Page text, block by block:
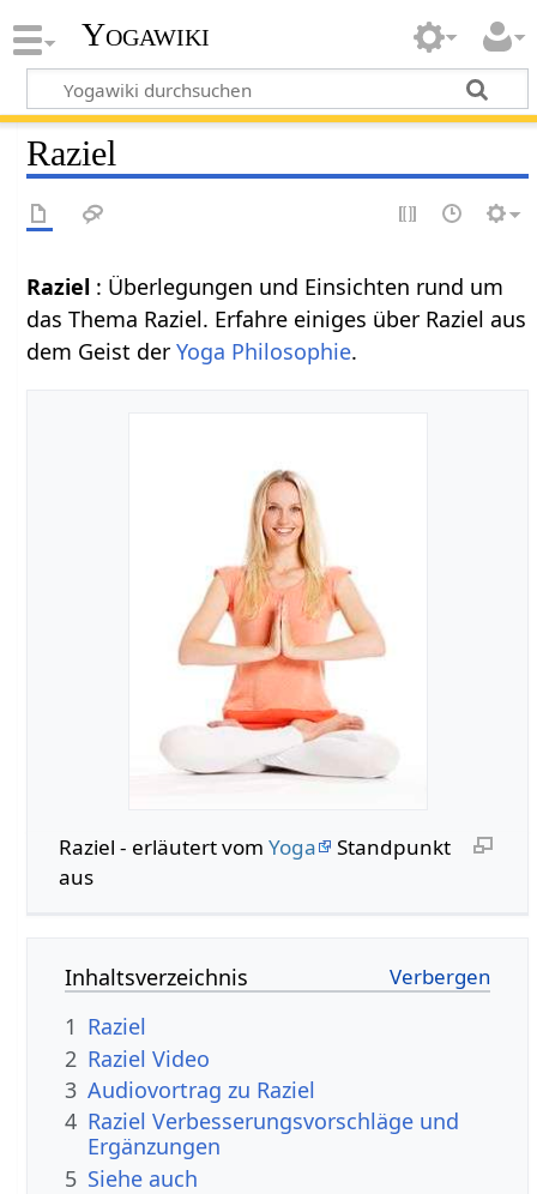
Yogawiki
Raziel
Raziel : Überlegungen und Einsichten rund um
das Thema Raziel. Erfahre einiges über Raziel aus
dem Geist derYoga Philosophie.
Raziel - erläutert vom Yoga
Standpunkt
aus
Inhaltsverzeichnis
1 Raziel
2 Raziel Video
3 Audiovortrag zu Raziel
4 Raziel Verbesserungsvorschläge und
Ergänzungen
5 Siehe auch